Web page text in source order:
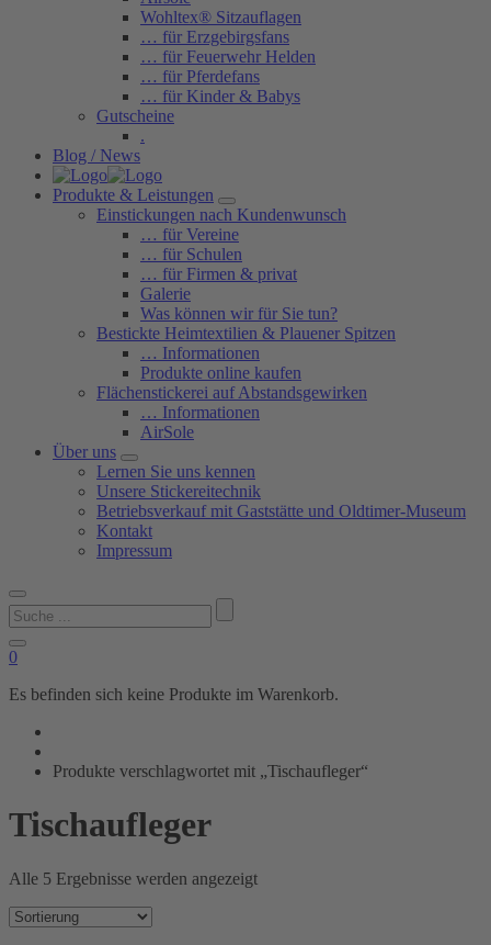
Wohltex® Sitzauflagen
… für Erzgebirgsfans
… für Feuerwehr Helden
… für Pferdefans
… für Kinder & Babys
Gutscheine
.
Blog / News
Produkte & Leistungen
Einstickungen nach Kundenwunsch
… für Vereine
… für Schulen
… für Firmen & privat
Galerie
Was können wir für Sie tun?
Bestickte Heimtextilien & Plauener Spitzen
… Informationen
Produkte online kaufen
Flächenstickerei auf Abstandsgewirken
… Informationen
AirSole
Über uns
Lernen Sie uns kennen
Unsere Stickereitechnik
Betriebsverkauf mit Gaststätte und Oldtimer-Museum
Kontakt
Impressum
Suchen
nach:
0
Es befinden sich keine Produkte im Warenkorb.
Produkte verschlagwortet mit „Tischaufleger“
Tischaufleger
Alle 5 Ergebnisse werden angezeigt